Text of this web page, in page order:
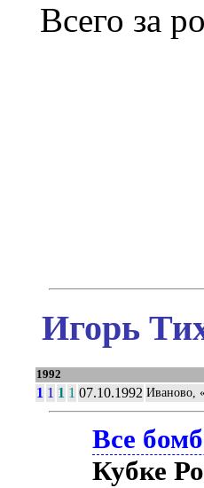
Всего за
Игорь
1992
1 1 1 1 07.10.1992 Иваново,
Все
Кубке